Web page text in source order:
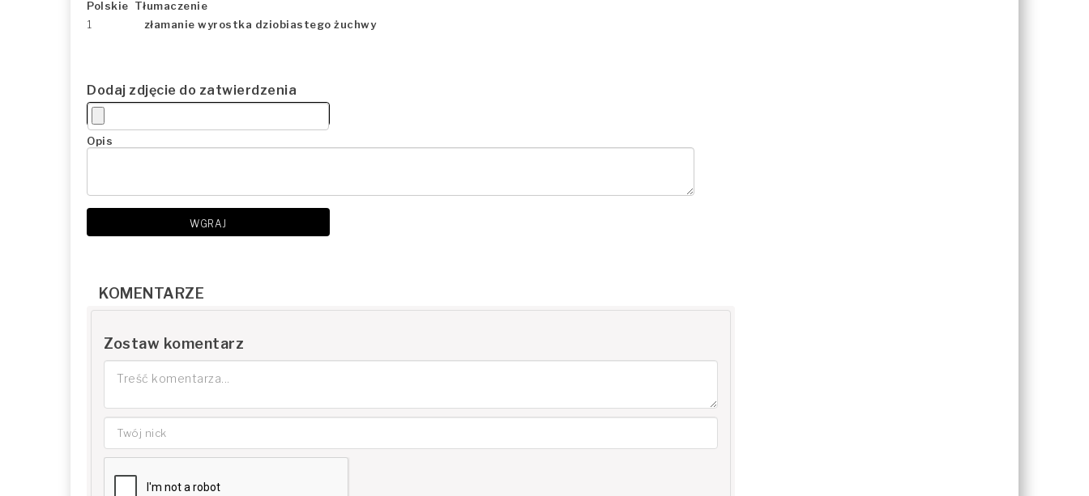
Polskie Tłumaczenie
1
złamanie wyrostka dziobiastego żuchwy
Dodaj zdjęcie do zatwierdzenia
Opis
WGRAJ
KOMENTARZE
Zostaw komentarz